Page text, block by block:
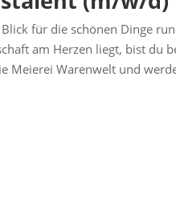
für die schönen Dinge
am Herzen liegt, bist du
Meierei Warenwelt und